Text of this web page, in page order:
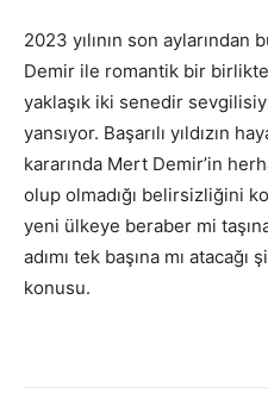
2023 yılının son
Demir ile romantik bir
yaklaşık iki senedir
yansıyor. Başarılı yıldızın
kararında Mert Demir’in
olup olmadığı belirsizliğini
yeni ülkeye beraber mi
adımı tek başına mı
konusu.